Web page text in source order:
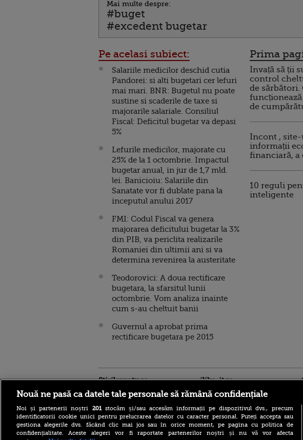
Mai multe despre:
#buget
#excedent bugetar
Pe acelasi subiect:
Salariile medicilor deschid cutia
Pandorei: si alti bugetari cer lefuri
mai mari. BNR: Bugetul nu poate
sustine si scaderile de taxe si
majorarile salariale. Consiliul
Fiscal: Deficitul bugetar va depasi
5%
Lefurile medicilor, majorate cu
25% de la 1 octombrie. Impactul
bugetar anual, in jur de 1,7 mld.
lei. Banicioiu: Salariile din
Sanatate vor fi dublate pana la
inceputul anului 2017
FMI: Codul Fiscal va genera
majorarea deficitului bugetar la 3%
din PIB, va periclita realizarile
Romaniei din ultimii ani si va
determina revenirea la austeritate
Teodorovici: A doua rectificare
bugetara, la sfarsitul lunii
octombrie. Vom analiza inainte
cum s-au cheltuit banii
Guvernul a aprobat prima
rectificare bugetara pe 2015
Prima
Invață să ții
control
de sărbători.
de
Incont , site-
informații
financiară, a
10 reguli
inteligente
Stirileprotv.ro ilike-it.ro
Nouă ne pasă ca datele tale personale să rămână confidențiale
Noi și partenerii noștri 201stocăm și/sau accesăm informații pe dispozitivul dvs., precum
identificatorii cookie unici pentru prelucrarea datelor cu caracter personal. Puteți accepta sau
gestiona alegerile dvs. făcând clic mai jos sau în orice moment, pe pagina cu politica de
confidențialitate. Aceste alegeri vor fi raportate partenerilor noștri și nu vă vor afecta